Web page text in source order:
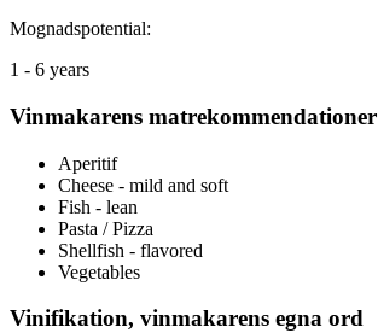
Mognadspotential:
1 - 6 years
Vinmakarens matrekommendationer
Aperitif
Cheese - mild and soft
Fish - lean
Pasta / Pizza
Shellfish - flavored
Vegetables
Vinifikation, vinmakarens egna ord